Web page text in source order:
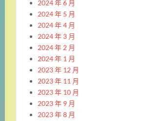
2024 年 6 月
2024 年 5 月
2024 年 4 月
2024 年 3 月
2024 年 2 月
2024 年 1 月
2023 年 12 月
2023 年 11 月
2023 年 10 月
2023 年 9 月
2023 年 8 月